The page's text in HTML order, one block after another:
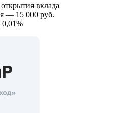
вклада
— 15 000 руб.